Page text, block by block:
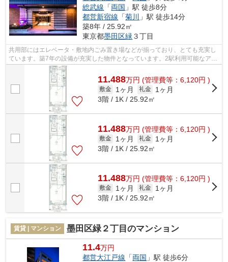
総武線 「両国 」駅 徒歩8分
都営新宿線 「菊川
」駅 徒歩14分
築8年 / 25.92㎡
東京都墨田区緑 ３丁目
共用部にはエレベータ・敷地内ごみ置き場などが揃っており、とても充実し
ています。築7年の設備が充実した物件となっています。2駅利用可能なアク
セスの良いマンションです。スタイリ...
11.488万円 (管理費等：6,120円 )
敷金 1ヶ月 礼金
1ヶ月
3階 / 1K / 25.92㎡
11.488万円 (管理費等：6,120円 )
敷金 1ヶ月 礼金
1ヶ月
3階 / 1K / 25.92㎡
11.488万円 (管理費等：6,120円 )
敷金 1ヶ月 礼金
1ヶ月
3階 / 1K / 25.92㎡
賃貸 | マンション 墨田区緑２丁目のマンション
11.4万円
都営大江戸線 「両国 」駅 徒歩6分